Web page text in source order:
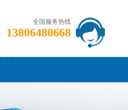
全国服务热线
13806480668